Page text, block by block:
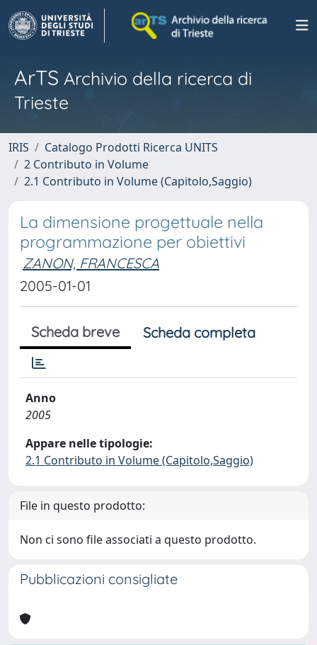
ArTS Archivio della ricerca di
Trieste
IRIS
Catalogo Prodotti Ricerca UNITS
2 Contributo in Volume
2.1 Contributo in Volume (Capitolo,Saggio)
La dimensione progettuale nella
programmazione per obiettivi
ZANON, FRANCESCA
2005-01-01
Scheda breve Scheda completa
Anno
2005
Appare nelle tipologie:
2.1 Contributo in Volume (Capitolo,Saggio)
File in questo prodotto:
Non ci sono file associati a questo prodotto.
Pubblicazioni consigliate